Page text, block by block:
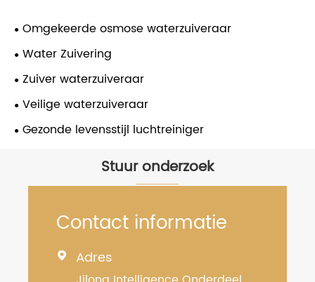
Omgekeerde osmose waterzuiveraar
Water Zuivering
Zuiver waterzuiveraar
Veilige waterzuiveraar
Gezonde levensstijl luchtreiniger
Stuur onderzoek
Contact informatie
 Adres